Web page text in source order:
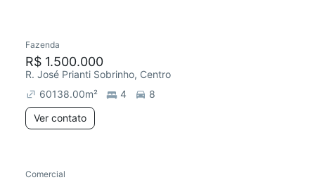
Fazenda
R$ 1.500.000
R. José Prianti Sobrinho, Centro
60138.00m² 4
8
Ver contato
Comercial